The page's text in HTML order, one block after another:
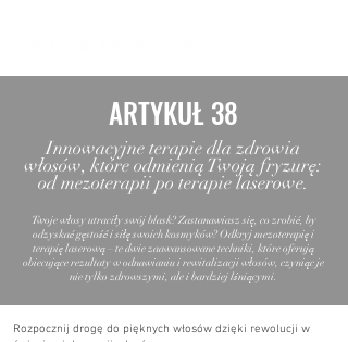
ARTYKUŁ 38
Innowacyjne terapie dla zdrowia
włosów, które odmienią Twoją fryzurę:
od mezoterapii po terapie laserowe.
Twoje włosy utraciły swój blask? Zastanawiasz się, co zrobić, by
odzyskać gęstość i siłę swoich kosmyków? Odkryj mezoterapię i
terapię laserową – te dwie zaawansowane techniki, które oferują
obiecujące rezultaty w odnawianiu i rewitalizacji włosów, czyniąc je
nie tylko zdrowszymi, ale i bardziej lśniącymi.
Rozpocznij drogę do pięknych włosów dzięki rewolucji w